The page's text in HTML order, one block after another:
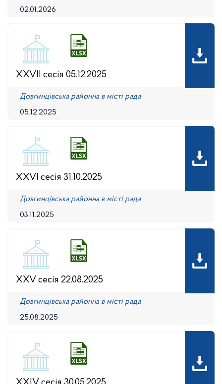
02.01.2026
XXVII сесія 05.12.2025
05.12.2025
Довгинцівська районна в місті рада
XXVI сесія 31.10.2025
03.11.2025
Довгинцівська районна в місті рада
XXV сесія 22.08.2025
25.08.2025
Довгинцівська районна в місті рада